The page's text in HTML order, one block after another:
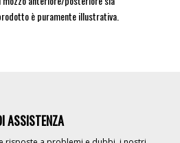
è puramente illustrativa.
ASSISTENZA